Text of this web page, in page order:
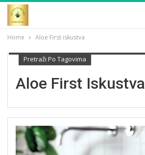
Home Aloe First iskustva
Pretraži Po Tagovima
Aloe First Iskustva